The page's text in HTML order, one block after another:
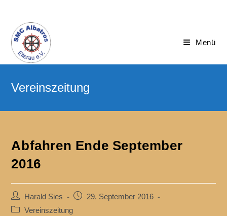
Menü
Abfahren Ende September
2016
Harald Sies
29. September 2016
Vereinszeitung